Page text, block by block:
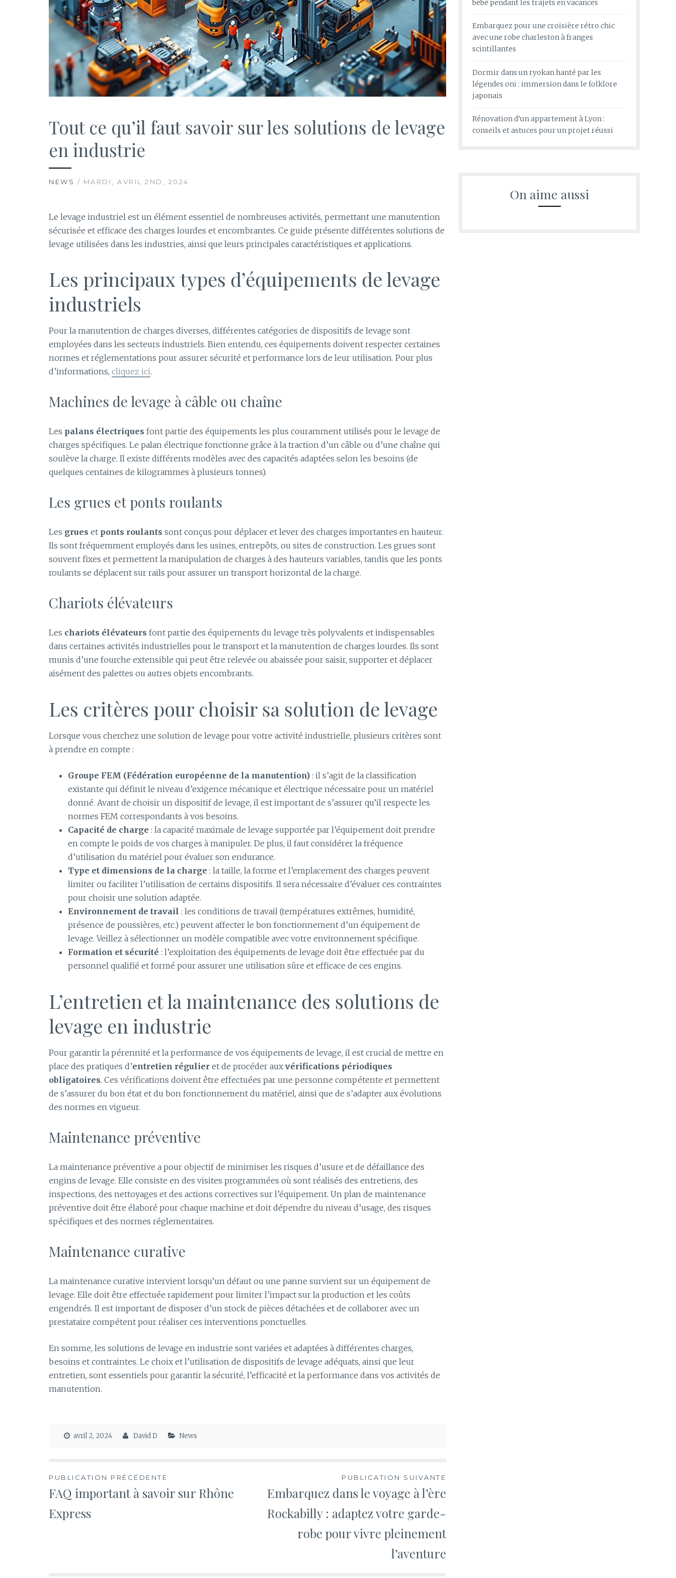
Tout ce qu’il faut savoir sur les solutions de levage
en industrie
NEWS / MARDI, AVRIL 2ND, 2024
Le levage industriel est un élément essentiel de nombreuses activités, permettant une manutention
sécurisée et efficace des charges lourdes et encombrantes. Ce guide présente différentes solutions de
levage utilisées dans les industries, ainsi que leurs principales caractéristiques et applications.
Les principaux types d’équipements de levage
industriels
Pour la manutention de charges diverses, différentes catégories de dispositifs de levage sont
employées dans les secteurs industriels. Bien entendu, ces équipements doivent respecter certaines
normes et réglementations pour assurer sécurité et performance lors de leur utilisation. Pour plus
d’informations, cliquez ici.
Machines de levage à câble ou chaîne
Les palans électriques font partie des équipements les plus couramment utilisés pour le levage de
charges spécifiques. Le palan électrique fonctionne grâce à la traction d’un câble ou d’une chaîne qui
soulève la charge. Il existe différents modèles avec des capacités adaptées selon les besoins (de
quelques centaines de kilogrammes à plusieurs tonnes).
Les grues et ponts roulants
Les grues et ponts roulants sont conçus pour déplacer et lever des charges importantes en hauteur.
Ils sont fréquemment employés dans les usines, entrepôts, ou sites de construction. Les grues sont
souvent fixes et permettent la manipulation de charges à des hauteurs variables, tandis que les ponts
roulants se déplacent sur rails pour assurer un transport horizontal de la charge.
Chariots élévateurs
Les chariots élévateurs font partie des équipements du levage très polyvalents et indispensables
dans certaines activités industrielles pour le transport et la manutention de charges lourdes. Ils sont
munis d’une fourche extensible qui peut être relevée ou abaissée pour saisir, supporter et déplacer
aisément des palettes ou autres objets encombrants.
Les critères pour choisir sa solution de levage
Lorsque vous cherchez une solution de levage pour votre activité industrielle, plusieurs critères sont
à prendre en compte :
Groupe FEM (Fédération européenne de la manutention) : il s’agit de la classification
existante qui définit le niveau d’exigence mécanique et électrique nécessaire pour un matériel
donné. Avant de choisir un dispositif de levage, il est important de s’assurer qu’il respecte les
normes FEM correspondants à vos besoins.
Capacité de charge : la capacité maximale de levage supportée par l’équipement doit prendre
en compte le poids de vos charges à manipuler. De plus, il faut considérer la fréquence
d’utilisation du matériel pour évaluer son endurance.
Type et dimensions de la charge : la taille, la forme et l’emplacement des charges peuvent
limiter ou faciliter l’utilisation de certains dispositifs. Il sera nécessaire d’évaluer ces contraintes
pour choisir une solution adaptée.
Environnement de travail : les conditions de travail (températures extrêmes, humidité,
présence de poussières, etc.) peuvent affecter le bon fonctionnement d’un équipement de
levage. Veillez à sélectionner un modèle compatible avec votre environnement spécifique.
Formation et sécurité : l’exploitation des équipements de levage doit être effectuée par du
personnel qualifié et formé pour assurer une utilisation sûre et efficace de ces engins.
L’entretien et la maintenance des solutions de
levage en industrie
Pour garantir la pérennité et la performance de vos équipements de levage, il est crucial de mettre en
place des pratiques d’entretien régulier et de procéder aux vérifications périodiques
obligatoires. Ces vérifications doivent être effectuées par une personne compétente et permettent
de s’assurer du bon état et du bon fonctionnement du matériel, ainsi que de s’adapter aux évolutions
des normes en vigueur.
Maintenance préventive
La maintenance préventive a pour objectif de minimiser les risques d’usure et de défaillance des
engins de levage. Elle consiste en des visites programmées où sont réalisés des entretiens, des
inspections, des nettoyages et des actions correctives sur l’équipement. Un plan de maintenance
préventive doit être élaboré pour chaque machine et doit dépendre du niveau d’usage, des risques
spécifiques et des normes réglementaires.
Maintenance curative
La maintenance curative intervient lorsqu’un défaut ou une panne survient sur un équipement de
levage. Elle doit être effectuée rapidement pour limiter l’impact sur la production et les coûts
engendrés. Il est important de disposer d’un stock de pièces détachées et de collaborer avec un
prestataire compétent pour réaliser ces interventions ponctuelles.
En somme, les solutions de levage en industrie sont variées et adaptées à différentes charges,
besoins et contraintes. Le choix et l’utilisation de dispositifs de levage adéquats, ainsi que leur
entretien, sont essentiels pour garantir la sécurité, l’efficacité et la performance dans vos activités de
manutention.
avril 2, 2024 David D News
Navigation
de
PUBLICATION PRÉCÉDENTE
FAQ important à savoir sur Rhône
Express
PUBLICATION SUIVANTE
Embarquez dans le voyage à l’ère
Rockabilly : adaptez votre garde-
robe pour vivre pleinement
l’aventure
bébé pendant les trajets en vacances
Embarquez pour une croisière rétro chic
avec une robe charleston à franges
scintillantes
Dormir dans un ryokan hanté par les
légendes oni : immersion dans le folklore
japonais
Rénovation d’un appartement à Lyon :
conseils et astuces pour un projet réussi
On aime aussi